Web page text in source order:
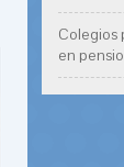
Colegios
en